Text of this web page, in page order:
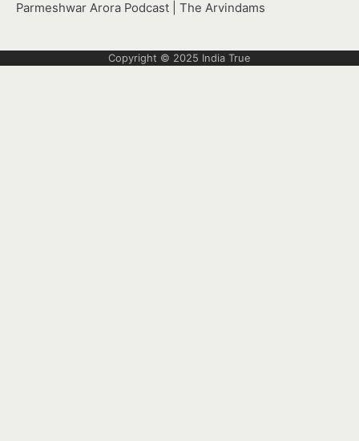
Parmeshwar Arora Podcast | The Arvindams
Copyright © 2025 India True